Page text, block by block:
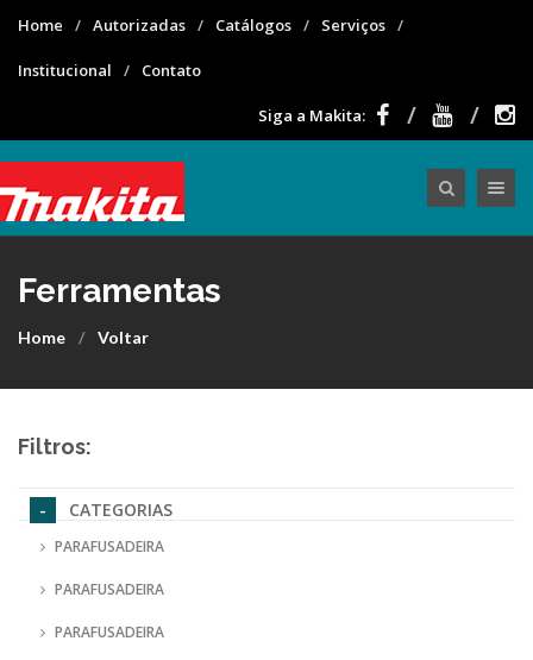
Home Autorizadas Catálogos Serviços
Institucional Contato
Siga a Makita:
Ferramentas
Home Voltar
Filtros:
CATEGORIAS
PARAFUSADEIRA
PARAFUSADEIRA
PARAFUSADEIRA